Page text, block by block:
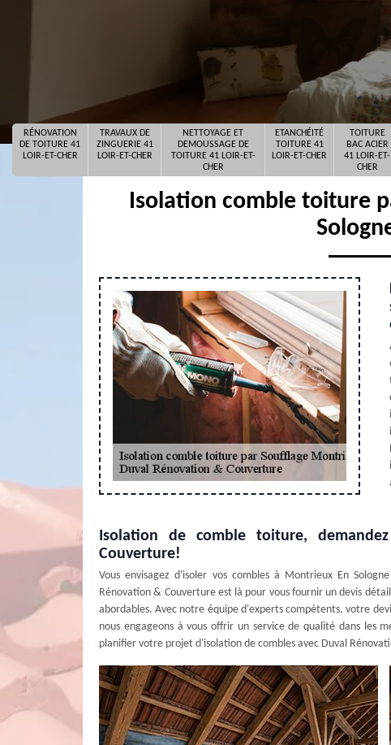
RÉNOVATION
DE TOITURE 41
LOIR-ET-CHER
TRAVAUX DE
ZINGUERIE 41
LOIR-ET-CHER
NETTOYAGE ET
DEMOUSSAGE DE
TOITURE 41 LOIR-ET-
CHER
ETANCHÉITÉ
TOITURE 41
LOIR-ET-CHER
TOITURE
BAC ACIER
41 LOIR-ET-
CHER
Isolation comble toiture
Isolation de comble toiture,
Couverture!
Vous envisagez d'isoler vos combles à Montrieux En
Rénovation & Couverture est là pour vous fournir un devis
abordables. Avec notre équipe d'experts compétents, votre
nous engageons à vous offrir un service de qualité dans les
planifier votre projet d'isolation de combles avec Duval